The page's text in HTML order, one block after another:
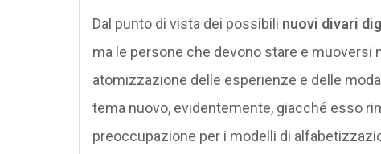
Dal punto di vista dei possibili nuovi divari
ma le persone che devono stare e muoversi
atomizzazione delle esperienze e delle
tema nuovo, evidentemente, giacché esso
preoccupazione per i modelli di